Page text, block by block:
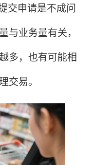
交申请是不成问
与业务量有关，
多，也有可能相
交易。